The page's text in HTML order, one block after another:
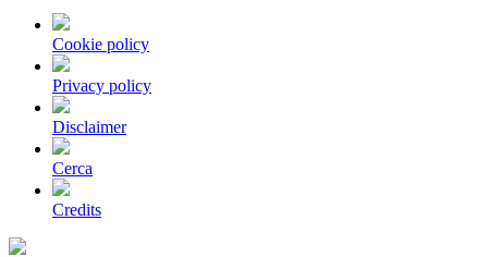
Cookie policy
Privacy policy
Disclaimer
Cerca
Credits